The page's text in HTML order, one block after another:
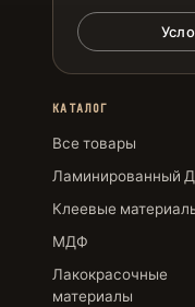
КАТАЛОГ
Все товары
Ламинированный
Клеевые
МДФ
Лакокрасочные
материалы